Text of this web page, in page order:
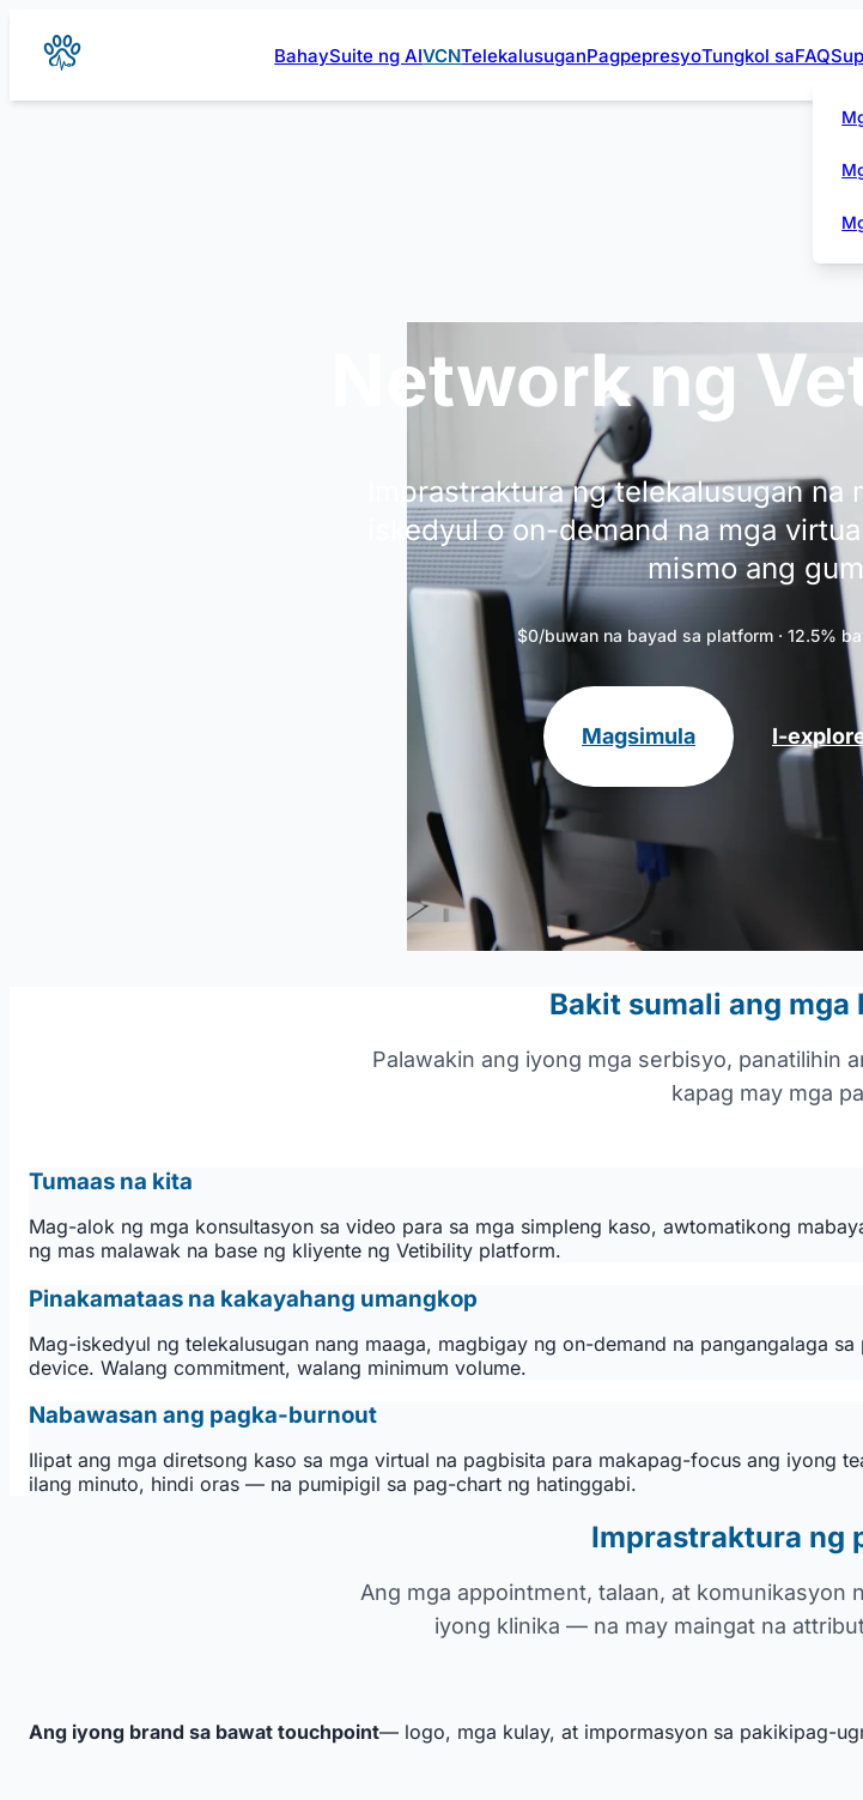
BahaySuite ng AIVCNTelekalusuganPagpepresyoTungkol saFAQ
Network ng
Imprastraktura ng telekalusugan
iskedyul o on-demand na mga
mismo ang
$0/buwan na bayad sa platform · 12.5%
Magsimula I-
Bakit sumali ang mga
Palawakin ang iyong mga serbisyo, panatilihin
kapag may mga
Tumaas na kita
Mag-alok ng mga konsultasyon sa video para sa mga simpleng kaso, awtomatikong
ng mas malawak na base ng kliyente ng Vetibility platform.
Pinakamataas na kakayahang umangkop
Mag-iskedyul ng telekalusugan nang maaga, magbigay ng on-demand na pangangalaga
device. Walang commitment, walang minimum volume.
Nabawasan ang pagka-burnout
Ilipat ang mga diretsong kaso sa mga virtual na pagbisita para makapag-focus ang iyong
ilang minuto, hindi oras — na pumipigil sa pag-chart ng hatinggabi.
Imprastraktura ng
Ang mga appointment, talaan, at komunikasyon
iyong klinika — na may maingat na
Ang iyong brand sa bawat touchpoint— logo, mga kulay, at impormasyon sa pakikipag-